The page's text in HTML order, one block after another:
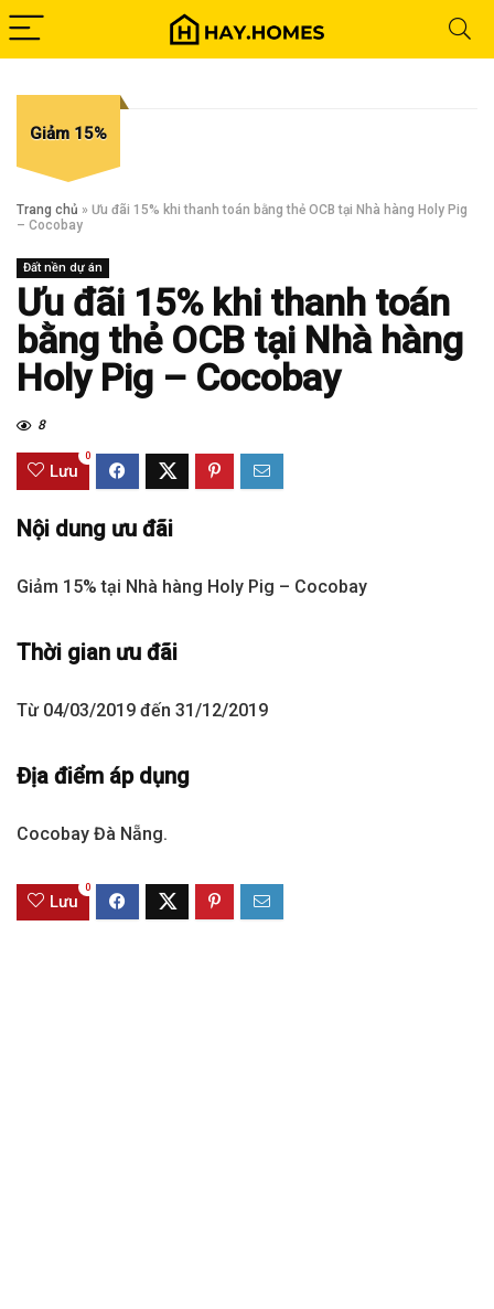
Giảm 15%
Trang chủ » Ưu đãi 15% khi thanh toán bằng thẻ OCB tại Nhà hàng Holy Pig
– Cocobay
Đất nền dự án
Ưu đãi 15% khi thanh toán
bằng thẻ OCB tại Nhà hàng
Holy Pig – Cocobay
8
Lưu
0
Nội dung ưu đãi
Giảm 15% tại Nhà hàng Holy Pig – Cocobay
Thời gian ưu đãi
Từ 04/03/2019 đến 31/12/2019
Địa điểm áp dụng
Cocobay Đà Nẵng.
Lưu
0